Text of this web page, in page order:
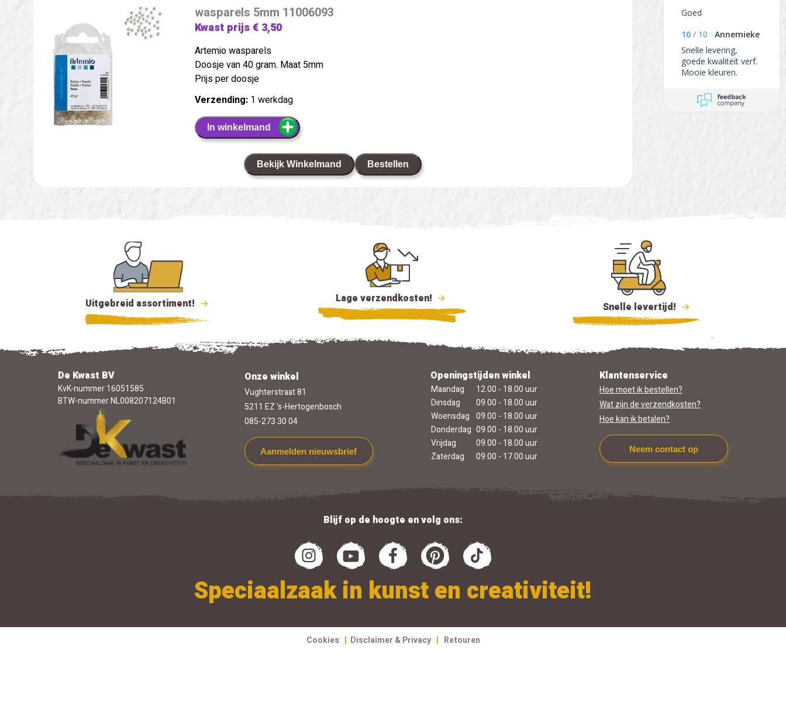
Goed
10 / 10
Annemieke
Snelle levering,
goede kwaliteit verf.
Mooie kleuren.
wasparels 5mm 11006093
Kwast prijs € 3,50
Artemio wasparels
Doosje van 40 gram. Maat 5mm
Prijs per doosje
Verzending: 1 werkdag
In winkelmand
Bekijk Winkelmand Bestellen
Uitgebreid assortiment! Lage verzendkosten!
Snelle levertijd!
De Kwast BV
KvK-nummer 16051585
BTW-nummer NL008207124B01
Onze winkel
Vughterstraat 81
5211 EZ 's-Hertogenbosch
085-273 30 04
Aanmelden nieuwsbrief
Openingstijden winkel
Maandag
12.00 - 18.00 uur
Dinsdag
09.00 - 18.00 uur
Woensdag 09.00 - 18.00 uur
Donderdag 09.00 - 18.00 uur
Vrijdag
09.00 - 18.00 uur
Zaterdag
09.00 - 17.00 uur
Klantenservice
Hoe moet ik bestellen?
Wat zijn de verzendkosten?
Hoe kan ik betalen?
Neem contact op
Blijf op de hoogte en volg ons:
Speciaalzaak in kunst en creativiteit!
Cookies | Disclaimer & Privacy | Retouren